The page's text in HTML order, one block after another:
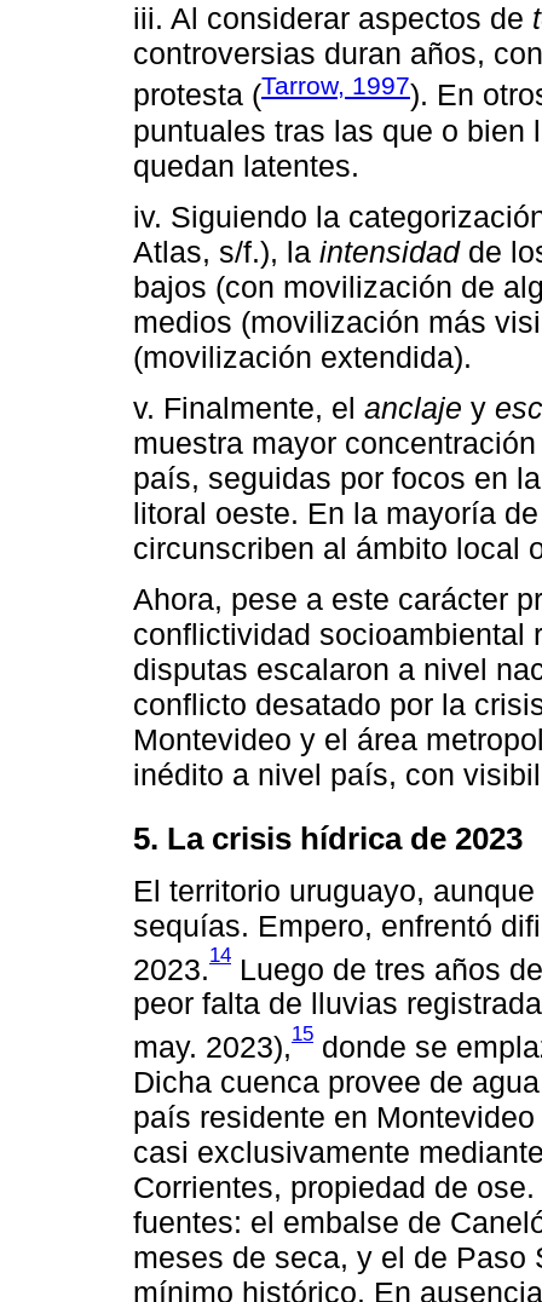
iii. Al considerar aspectos de
controversias duran años,
protesta (Tarrow, 1997). En
puntuales tras las que o
quedan latentes.
iv. Siguiendo la
Atlas, s/f.), la intensidadde
bajos (con movilización de
medios (movilización más
(movilización extendida).
v. Finalmente, el anclaje y
muestra mayor
país, seguidas por focos en
litoral oeste. En la mayoría
circunscriben al ámbito local
Ahora, pese a este carácter
conflictividad socioambiental
disputas escalaron a nivel
conflicto desatado por la
Montevideo y el área
inédito a nivel país, con
5. La crisis hídrica de 2023
El territorio uruguayo,
sequías. Empero, enfrentó
2023.14 Luego de tres años
peor falta de lluvias
may. 2023),15 donde se
Dicha cuenca provee de
país residente en
casi exclusivamente
Corrientes, propiedad de
fuentes: el embalse de
meses de seca, y el de Paso
mínimo histórico. En